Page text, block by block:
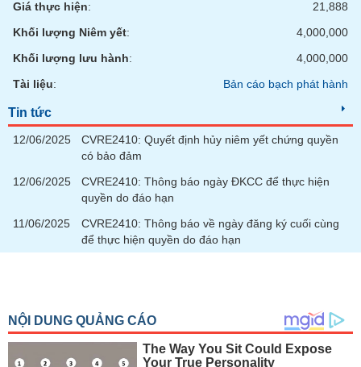
Giá thực hiện:
21,888
Khối lượng Niêm yết:
4,000,000
Khối lượng lưu hành:
4,000,000
Tài liệu: Bản cáo bạch phát hành
Tin tức
12/06/2025
CVRE2410: Quyết định hủy niêm yết chứng quyền
có bảo đảm
12/06/2025
CVRE2410: Thông báo ngày ĐKCC để thực hiện
quyền do đáo hạn
11/06/2025
CVRE2410: Thông báo về ngày đăng ký cuối cùng
để thực hiện quyền do đáo hạn